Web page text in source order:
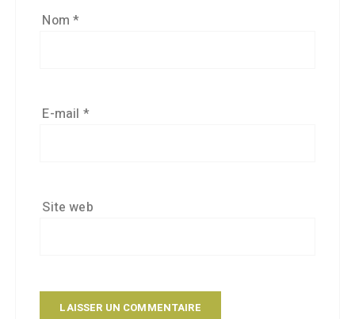
Nom*
E-mail *
Site web